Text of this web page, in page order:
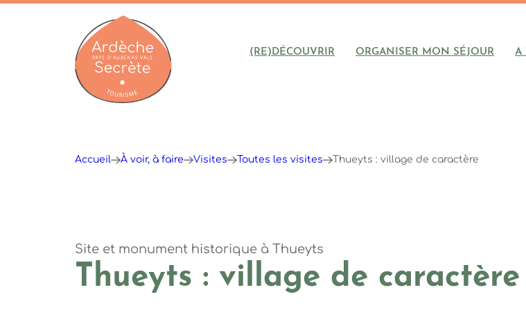
(RE)DÉCOUVRIR ORGANISER MON SÉJOUR A
Accueil À voir, à faire Visites Toutes les visites Thueyts : village de caractère
Site et monument historique à Thueyts
Thueyts : village de caractère